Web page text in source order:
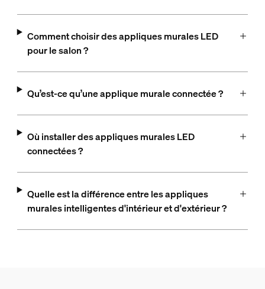
Comment choisir des appliques murales LED
pour le salon ?
Qu’est-ce qu’une applique murale connectée ?
Où installer des appliques murales LED
connectées ?
Quelle est la différence entre les appliques
murales intelligentes d'intérieur et d'extérieur ?